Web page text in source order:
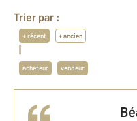
Trier par :
+ récent + ancien
|
acheteur vendeur